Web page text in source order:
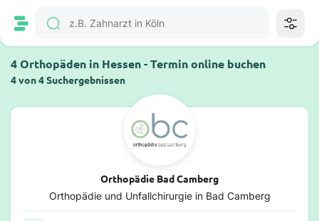
4 Orthopäden in Hessen - Termin online buchen
4 von 4 Suchergebnissen
Orthopädie Bad Camberg
Orthopädie und Unfallchirurgie in Bad Camberg